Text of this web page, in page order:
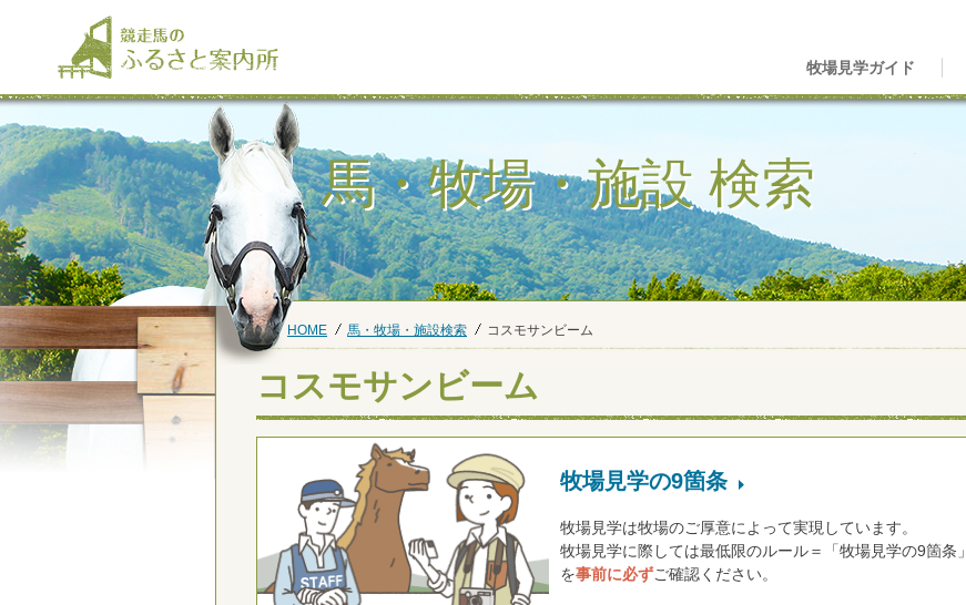
牧場見学ガイド
馬・牧場・施設 検索
HOME 馬・牧場・施設検索 コスモサンビーム
コスモサンビーム
牧場見学の9箇条
牧場見学は牧場のご厚意によって実現しています。
牧場見学に際しては最低限のルール＝「牧場見学の9箇条」
を事前に必ずご確認ください。